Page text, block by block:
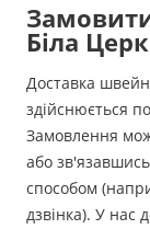
Біла
Доставка
здійснюється
Замовлення
або
способом
дзвінка). У нас